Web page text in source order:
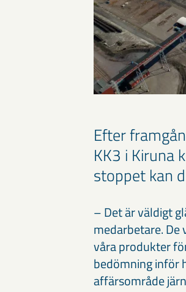
Efter
KK3 i Kiruna
stoppet kan
– Det är väldigt
medarbetare.
våra produkter
bedömning inför
affärsområde